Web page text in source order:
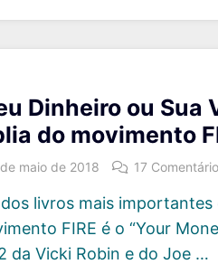
Dinheiro ou Sua
do movimento
maio de 2018 17
livros mais importantes
FIRE é o “Your
da Vicki Robin e do Joe …